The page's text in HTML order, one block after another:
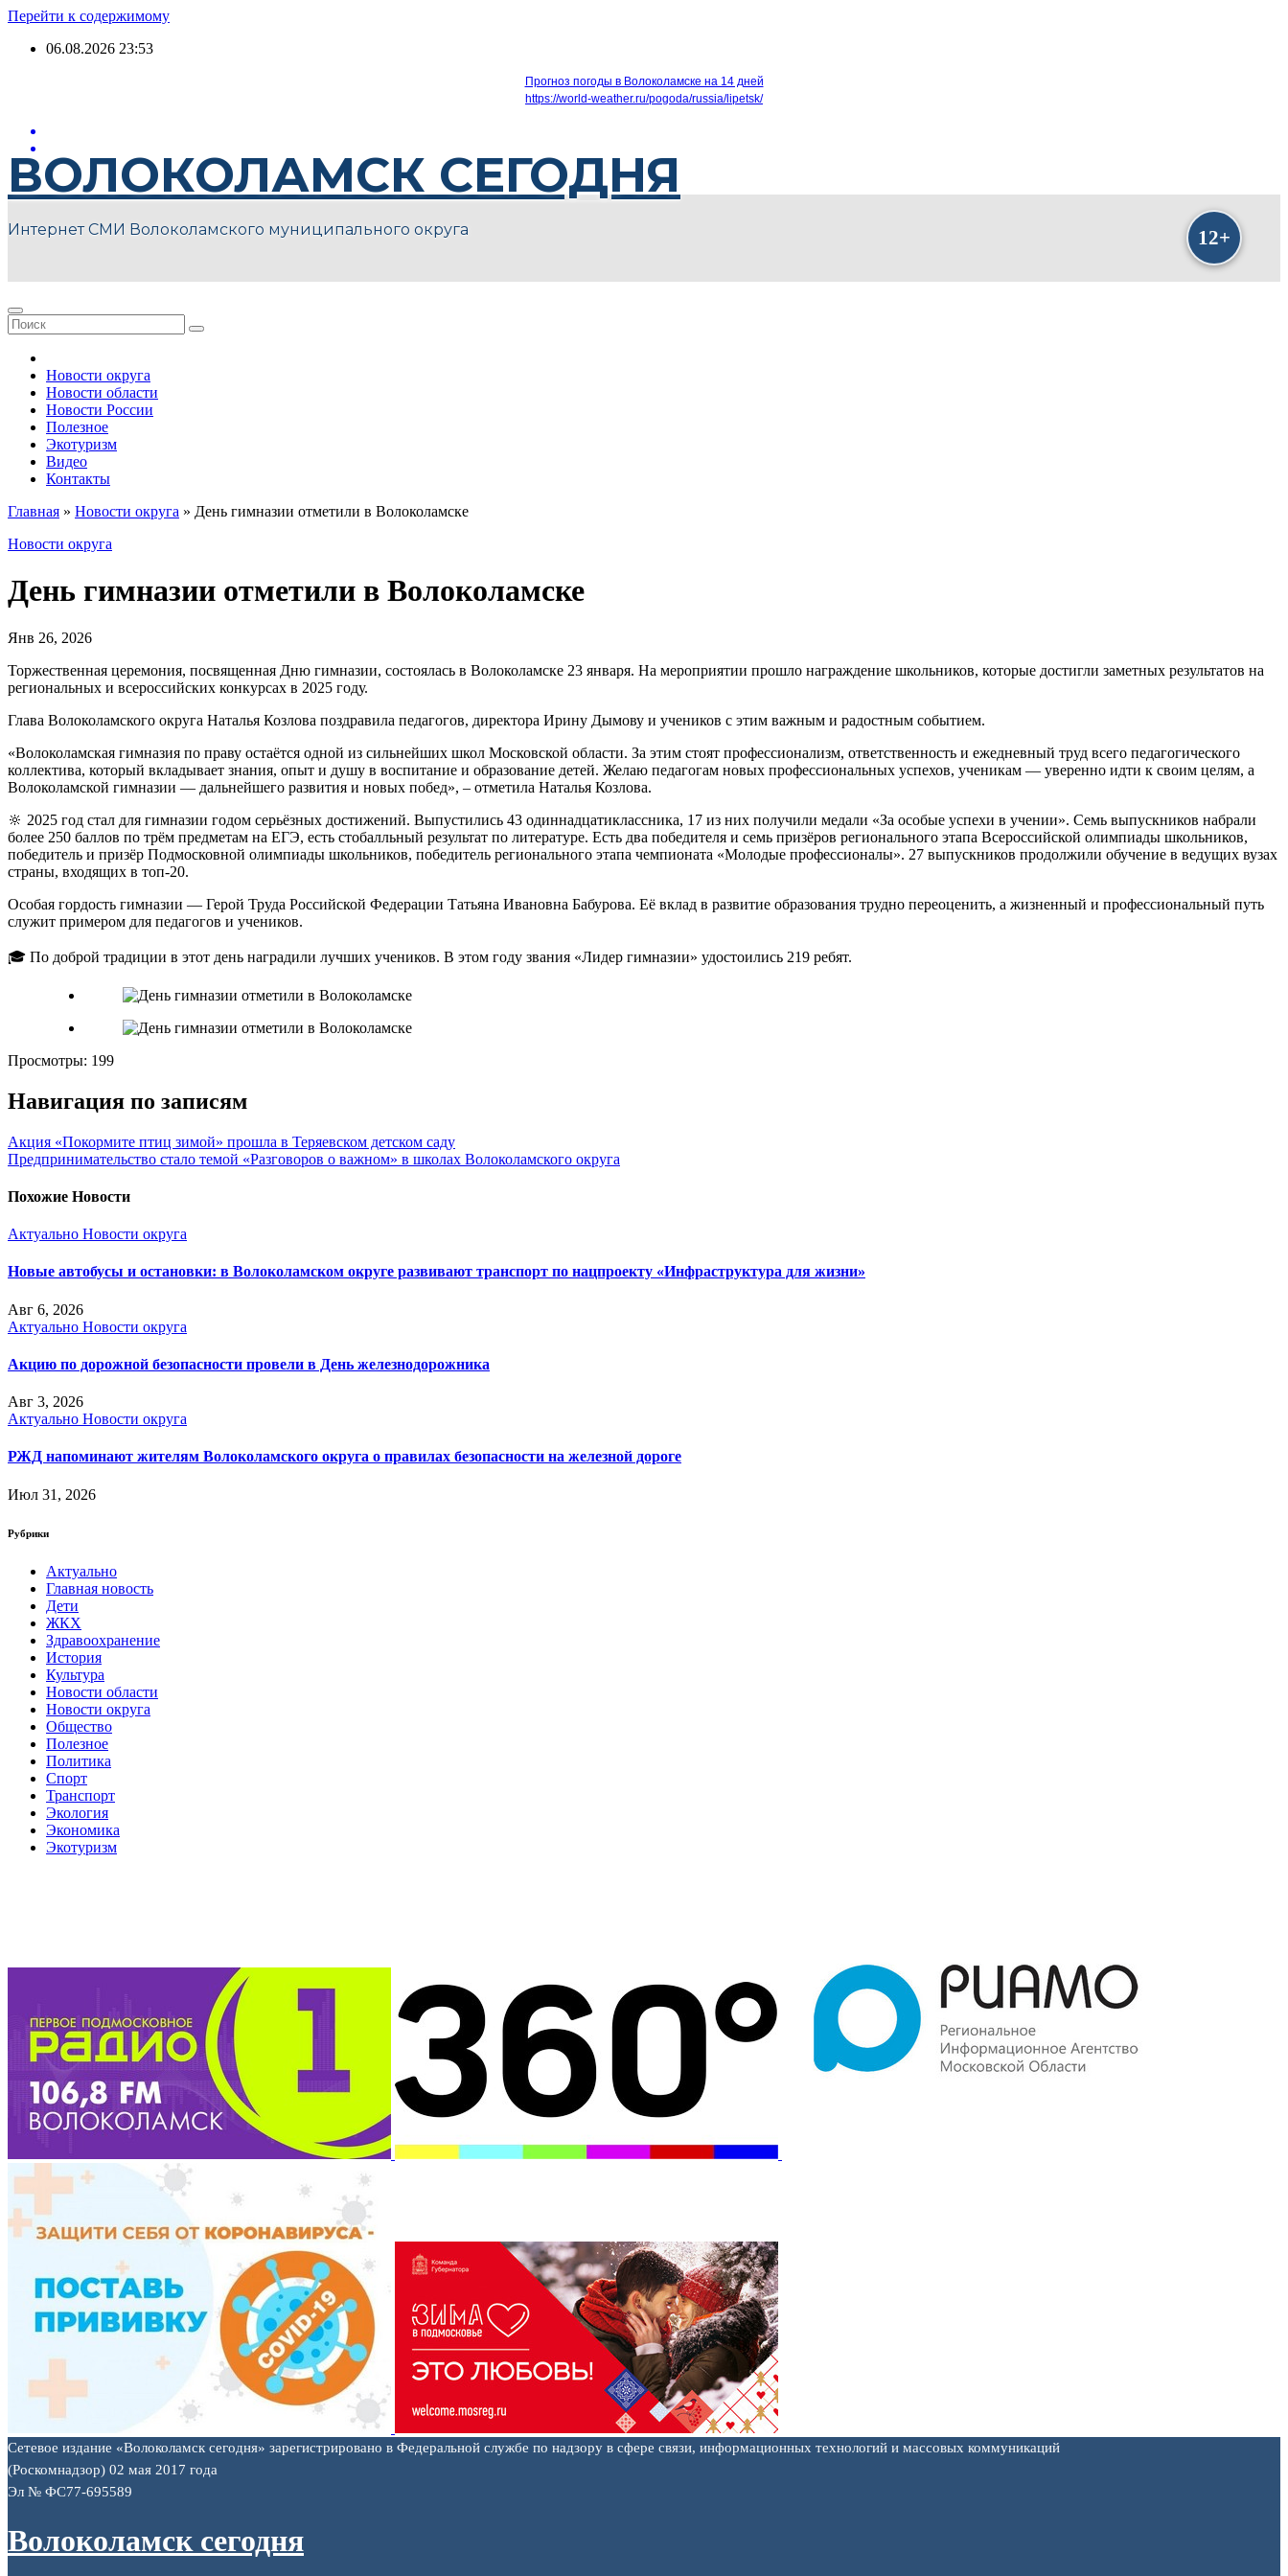
Перейти к содержимому
06.08.2026 23:53
Прогноз погоды в Волоколамске на 14 дней
https://world-weather.ru/pogoda/russia/lipetsk/
ВОЛОКОЛАМСК СЕГОДНЯ
Интернет СМИ Волоколамского муниципального округа
Новости округа
Новости области
Новости России
Полезное
Экотуризм
Видео
Контакты
Главная » Новости округа » День гимназии отметили в Волоколамске
Новости округа
День гимназии отметили в Волоколамске
Янв 26, 2026
Торжественная церемония, посвященная Дню гимназии, состоялась в Волоколамске 23 января. На мероприятии прошло награждение школьников, которые достигли заметных результатов на
региональных и всероссийских конкурсах в 2025 году.
Глава Волоколамского округа Наталья Козлова поздравила педагогов, директора Ирину Дымову и учеников с этим важным и радостным событием.
«Волоколамская гимназия по праву остаётся одной из сильнейших школ Московской области. За этим стоят профессионализм, ответственность и ежедневный труд всего педагогического
коллектива, который вкладывает знания, опыт и душу в воспитание и образование детей. Желаю педагогам новых профессиональных успехов, ученикам — уверенно идти к своим целям, а
Волоколамской гимназии — дальнейшего развития и новых побед», – отметила Наталья Козлова.
🔆 2025 год стал для гимназии годом серьёзных достижений. Выпустились 43 одиннадцатиклассника, 17 из них получили медали «За особые успехи в учении». Семь выпускников набрали
более 250 баллов по трём предметам на ЕГЭ, есть стобалльный результат по литературе. Есть два победителя и семь призёров регионального этапа Всероссийской олимпиады школьников,
победитель и призёр Подмосковной олимпиады школьников, победитель регионального этапа чемпионата «Молодые профессионалы». 27 выпускников продолжили обучение в ведущих вузах
страны, входящих в топ-20.
Особая гордость гимназии — Герой Труда Российской Федерации Татьяна Ивановна Бабурова. Её вклад в развитие образования трудно переоценить, а жизненный и профессиональный путь
служит примером для педагогов и учеников.
🎓 По доброй традиции в этот день наградили лучших учеников. В этом году звания «Лидер гимназии» удостоились 219 ребят.
Просмотры: 199
Навигация по записям
Акция «Покормите птиц зимой» прошла в Теряевском детском саду
Предпринимательство стало темой «Разговоров о важном» в школах Волоколамского округа
Похожие Новости
Актуально Новости округа
Новые автобусы и остановки: в Волоколамском округе развивают транспорт по нацпроекту «Инфраструктура для жизни»
Авг 6, 2026
Актуально Новости округа
Акцию по дорожной безопасности провели в День железнодорожника
Авг 3, 2026
Актуально Новости округа
РЖД напоминают жителям Волоколамского округа о правилах безопасности на железной дороге
Июл 31, 2026
Рубрики
Актуально
Главная новость
Дети
ЖКХ
Здравоохранение
История
Культура
Новости области
Новости округа
Общество
Полезное
Политика
Спорт
Транспорт
Экология
Экономика
Экотуризм
Сетевое издание «Волоколамск сегодня» зарегистрировано в Федеральной службе по надзору в сфере связи, информационных технологий и массовых коммуникаций
(Роскомнадзор) 02 мая 2017 года
Эл № ФС77-695589
Волоколамск сегодня